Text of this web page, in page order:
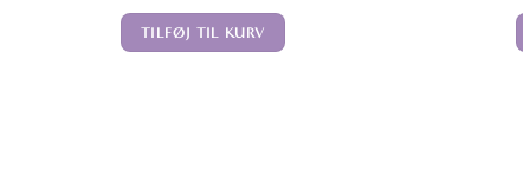
TILFØJ TIL KURV